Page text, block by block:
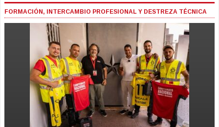
FORMACIÓN, INTERCAMBIO PROFESIONAL Y DESTREZA TÉCNICA